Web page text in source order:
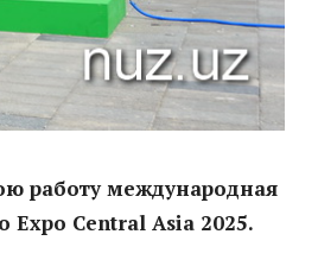
работу международная
Expo Central Asia 2025.